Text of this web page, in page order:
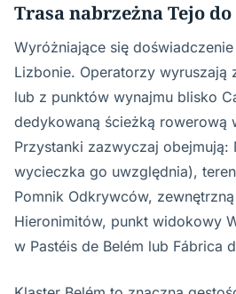
Trasa nabrzeżna Tejo do
Wyróżniające się
Lizbonie. Operatorzy
lub z punktów wynajmu blisko
dedykowaną ścieżką rowerową
Przystanki zazwyczaj obejmują:
wycieczka go uwzględnia),
Pomnik Odkrywców,
Hieronimitów, punkt widokowy
w Pastéis de Belém lub Fábrica